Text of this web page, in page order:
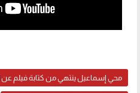
محي إسماعيل ينتهي من كتابة فيلم عن